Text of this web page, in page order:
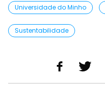
Universidade do Minho
Sustentabilidade